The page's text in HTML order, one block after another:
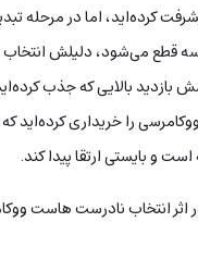
کرده‌اید، اما در مرحله
قطع می‌شود، دلیلش
بالایی که جذب
را خریداری کرده‌اید که
و بایستی ارتقا پیدا کند.
انتخاب نادرست هاست